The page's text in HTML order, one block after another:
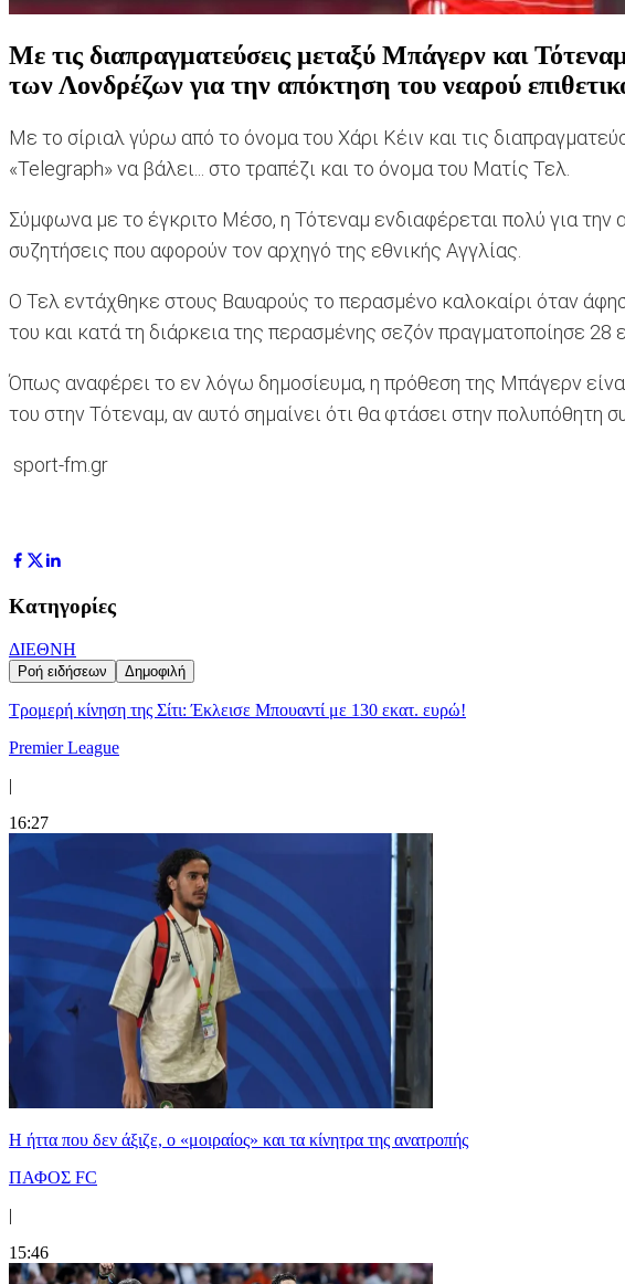
Με τις διαπραγματεύσεις μεταξύ Μπάγερν και
των Λονδρέζων για την απόκτηση του νεαρού
Με το σίριαλ γύρω από το όνομα του Χάρι Κέιν και τις
«Telegraph» να βάλει... στο τραπέζι και το όνομα του Ματίς Τελ.
Σύμφωνα με το έγκριτο Μέσο, η Τότεναμ ενδιαφέρεται πολύ για την
συζητήσεις που αφορούν τον αρχηγό της εθνικής Αγγλίας.
Ο Τελ εντάχθηκε στους Βαυαρούς το περασμένο καλοκαίρι όταν
του και κατά τη διάρκεια της περασμένης σεζόν πραγματοποίησε 28
Όπως αναφέρει το εν λόγω δημοσίευμα, η πρόθεση της Μπάγερν
του στην Τότεναμ, αν αυτό σημαίνει ότι θα φτάσει στην πολυπόθητη
sport-fm.gr
Κατηγορίες
ΔΙΕΘΝΗ
Ροή ειδήσεων Δημοφιλή
Τρομερή κίνηση της Σίτι: Έκλεισε Μπουαντί με 130 εκατ. ευρώ!
Premier League
|
16:27
Η ήττα που δεν άξιζε, ο «μοιραίος» και τα κίνητρα της ανατροπής
ΠΑΦΟΣ FC
|
15:46